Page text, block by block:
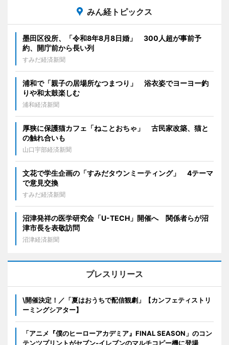
みん経トピックス
墨田区役所、「令和8年8月8日婚」 300人超が事前予
約、開庁前から長い列
すみだ経済新聞
浦和で「親子の居場所なつまつり」 浴衣姿でヨーヨー釣
りや和太鼓楽しむ
浦和経済新聞
厚狭に保護猫カフェ「ねことおちゃ」 古民家改築、猫と
の触れ合いも
山口宇部経済新聞
文花で学生企画の「すみだタウンミーティング」 4テーマ
で意見交換
すみだ経済新聞
沼津発祥の医学研究会「U-TECH」開催へ 関係者らが沼
津市長を表敬訪問
沼津経済新聞
プレスリリース
\開催決定！／「夏はおうちで配信観劇」【カンフェティストリ
ーミングシアター】
「アニメ『僕のヒーローアカデミア』FINAL SEASON」のコン
テンツプリントがセブン‐イレブンのマルチコピー機に登場